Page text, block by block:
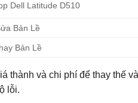
Dell Latitude D510
Bản Lề
Bản Lề
thành và chi phí để thay thế
lỗi.